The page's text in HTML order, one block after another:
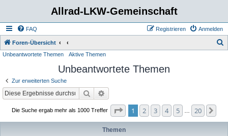
Allrad-LKW-Gemeinschaft
FAQ Anmelden
Registrieren
Foren-Übersicht
Unbeantwortete Themen Aktive Themen
Unbeantwortete Themen
Zur erweiterten Suche
Suche
Die Suche ergab mehr als 1000 Treffer Seite von
1 2 3 4 5 20
Themen